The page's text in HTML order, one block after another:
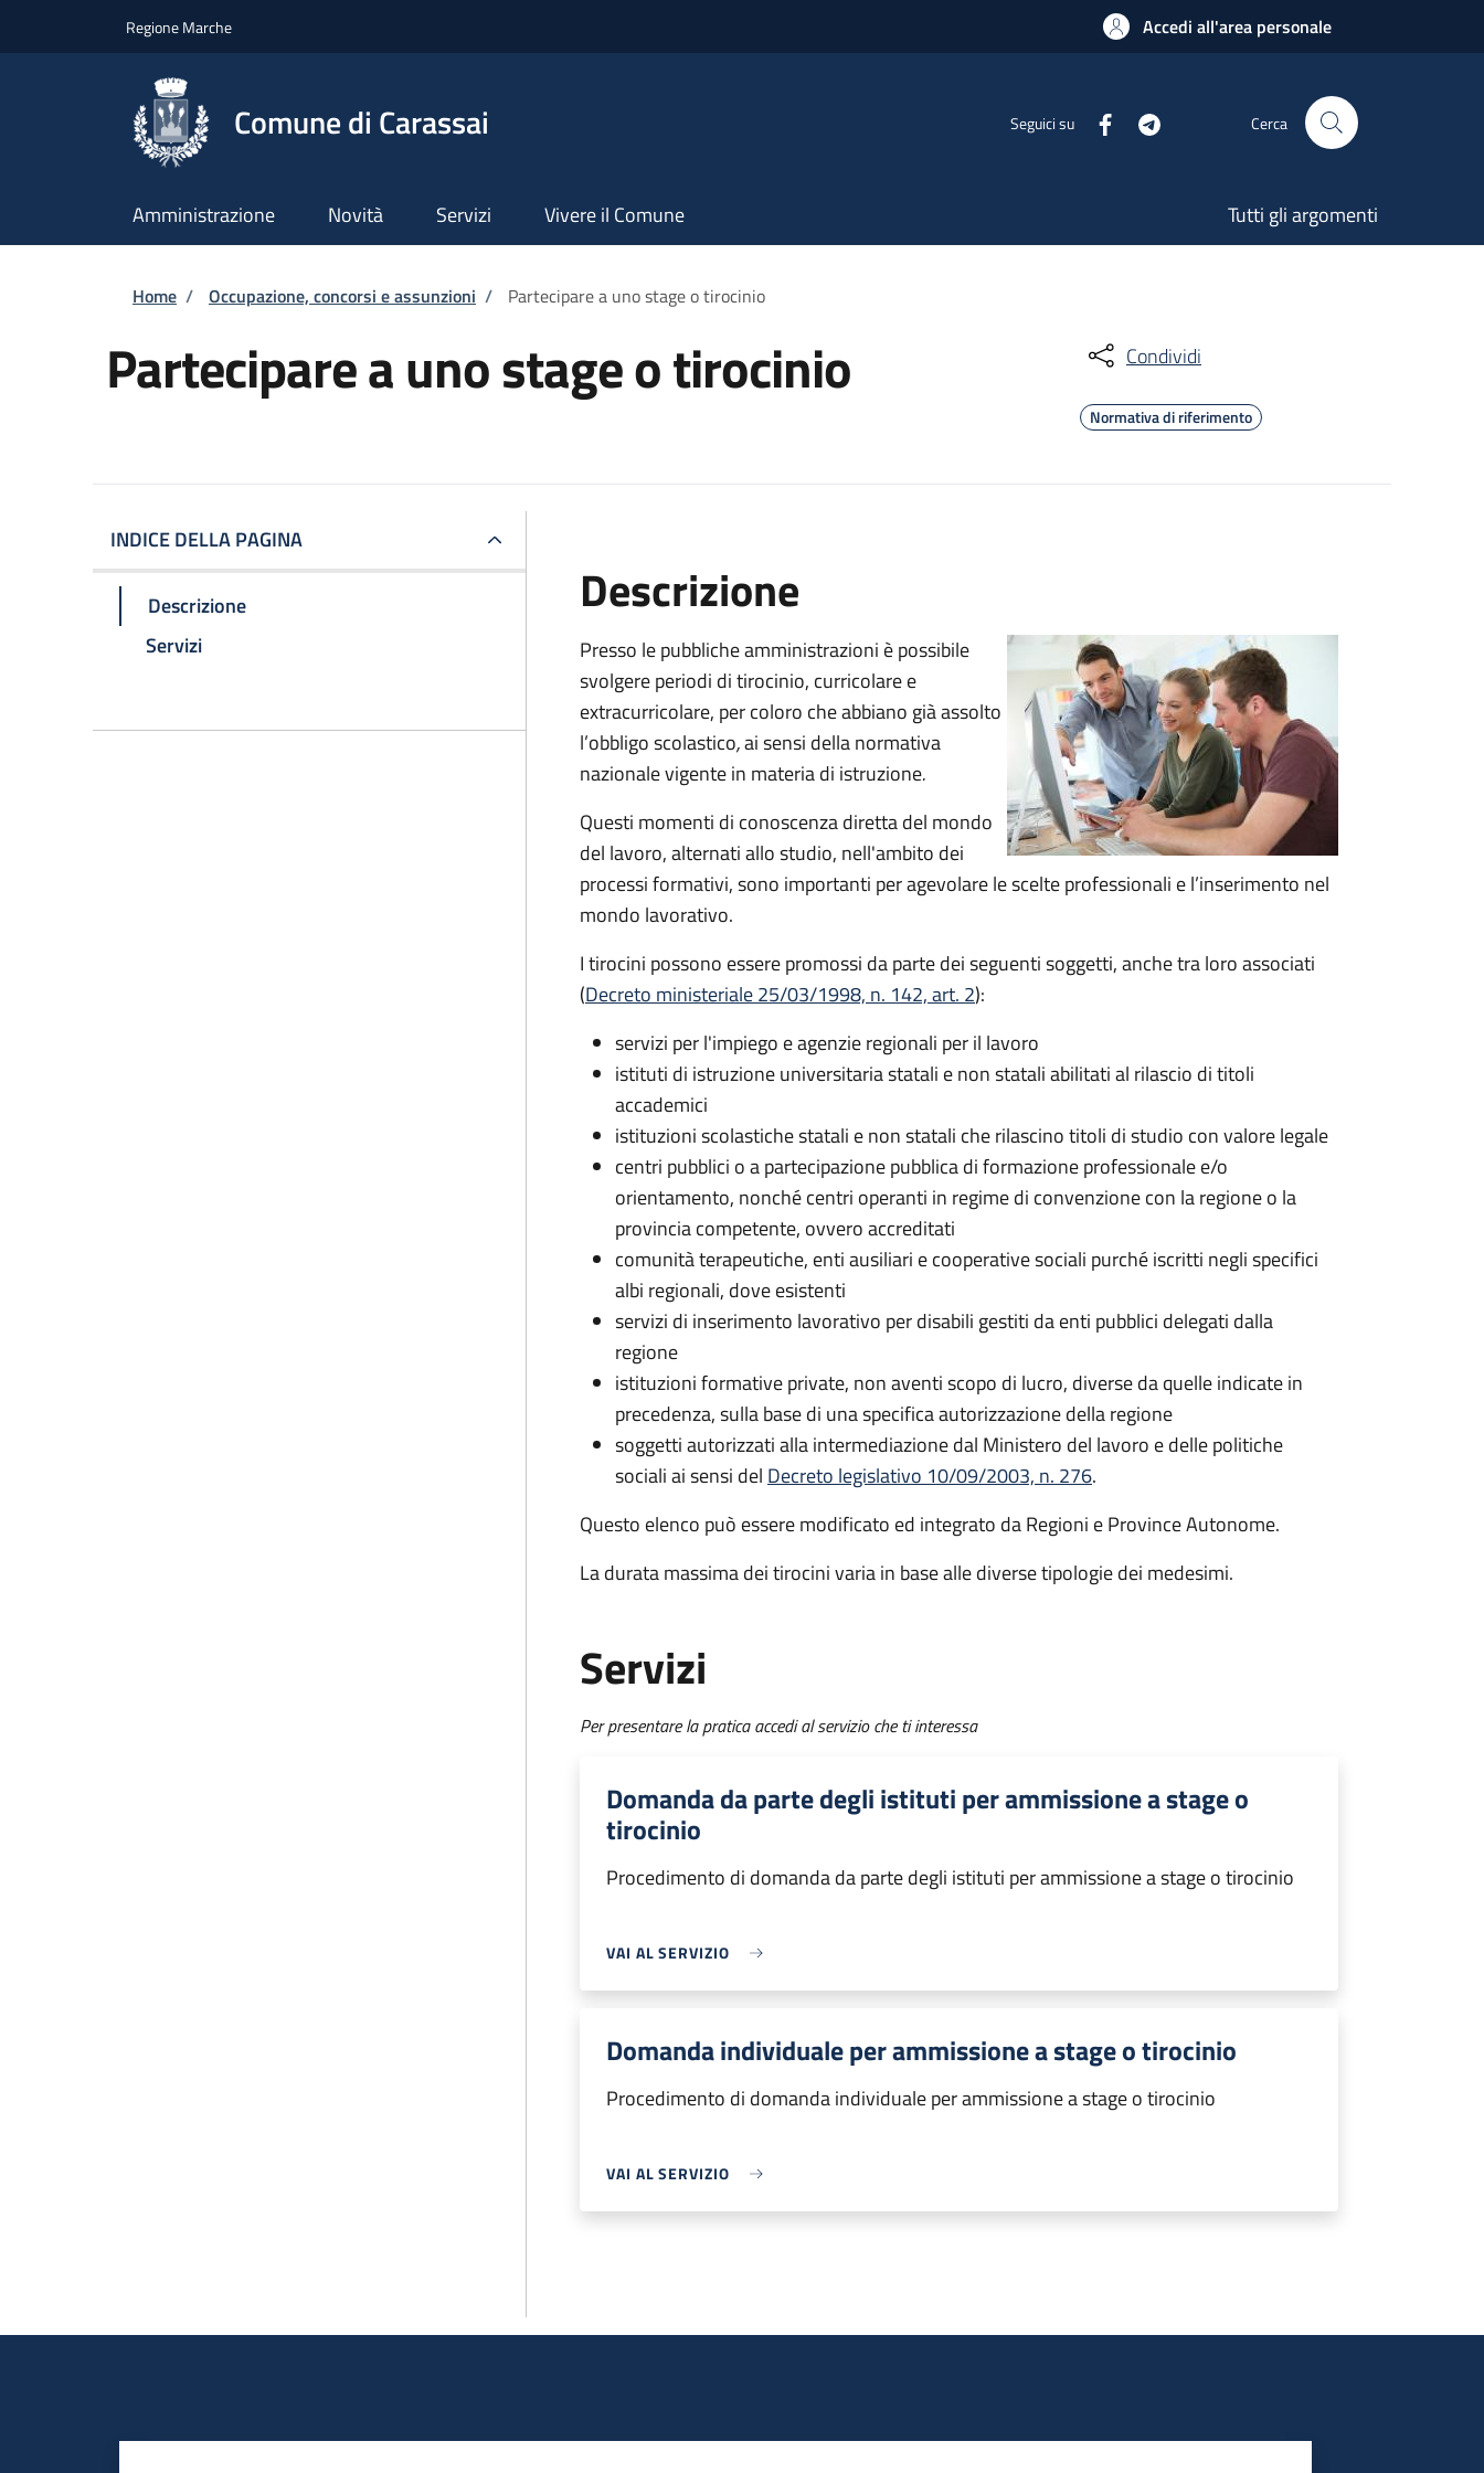
Regione Marche Accedi all'area personale
Comune di Carassai Seguici su Cerca
Amministrazione Novità Servizi Vivere il Comune Tutti gli argomenti
Briciole di pane
Home / Occupazione, concorsi e assunzioni / Partecipare a uno stage o tirocinio
Partecipare a uno stage o tirocinio Condividi
Normativa di riferimento
INDICE DELLA PAGINA
Descrizione
Servizi
Descrizione
Presso le pubbliche amministrazioni è possibile
svolgere periodi di tirocinio, curricolare e
extracurricolare, per coloro che abbiano già assolto
l’obbligo scolastico,ai sensi della normativa
nazionale vigente in materia di istruzione.
Questi momenti di conoscenza diretta del mondo
del lavoro, alternati allo studio, nell'ambito dei
processi formativi, sono importanti per agevolare le scelte professionali e l’inserimento nel
mondo lavorativo.
I tirocini possono essere promossi da parte dei seguenti soggetti, anche tra loro associati
(Decreto ministeriale 25/03/1998, n. 142, art. 2):
servizi per l'impiego e agenzie regionali per il lavoro
istituti di istruzione universitaria statali e non statali abilitati al rilascio di titoli
accademici
istituzioni scolastiche statali e non statali che rilascino titoli di studio con valore legale
centri pubblici o a partecipazione pubblica di formazione professionale e/o
orientamento, nonché centri operanti in regime di convenzione con la regione o la
provincia competente, ovvero accreditati
comunità terapeutiche, enti ausiliari e cooperative sociali purché iscritti negli specifici
albi regionali, dove esistenti
servizi di inserimento lavorativo per disabili gestiti da enti pubblici delegati dalla
regione
istituzioni formative private, non aventi scopo di lucro, diverse da quelle indicate in
precedenza, sulla base di una specifica autorizzazione della regione
soggetti autorizzati alla intermediazione dal Ministero del lavoro e delle politiche
sociali ai sensi del Decreto legislativo 10/09/2003, n. 276.
Questo elenco può essere modificato ed integrato da Regioni e Province Autonome.
La durata massima dei tirocini varia in base alle diverse tipologie dei medesimi.
Servizi
Per presentare la pratica accedi al servizio che ti interessa
Domanda da parte degli istituti per ammissione a stage o
tirocinio
Procedimento di domanda da parte degli istituti per ammissione a stage o tirocinio
VAI AL SERVIZIO
Domanda individuale per ammissione a stage o tirocinio
Procedimento di domanda individuale per ammissione a stage o tirocinio
VAI AL SERVIZIO